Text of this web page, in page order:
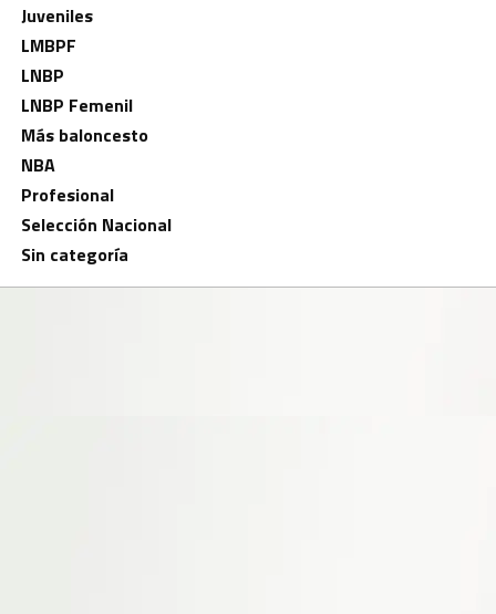
Juveniles
LMBPF
LNBP
LNBP Femenil
Más baloncesto
NBA
Profesional
Selección Nacional
Sin categoría